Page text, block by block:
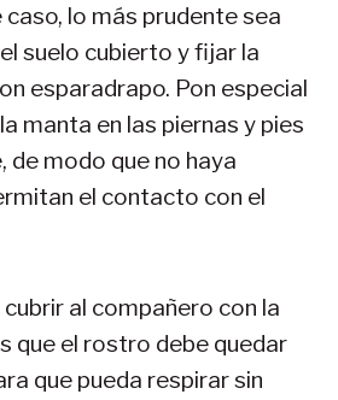
lo más prudente sea
suelo cubierto y fijar la
esparadrapo. Pon especial
manta en las piernas y pies
de modo que no haya
el contacto con el
al compañero con la
que el rostro debe quedar
que pueda respirar sin